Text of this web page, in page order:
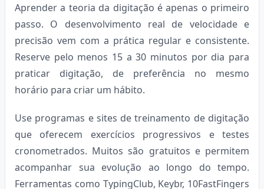
Aprender a teoria da digitação é apenas o primeiro
passo. O desenvolvimento real de velocidade e
precisão vem com a prática regular e consistente.
Reserve pelo menos 15 a 30 minutos por dia para
praticar digitação, de preferência no mesmo
horário para criar um hábito.
Use programas e sites de treinamento de digitação
que oferecem exercícios progressivos e testes
cronometrados. Muitos são gratuitos e permitem
acompanhar sua evolução ao longo do tempo.
Ferramentas como TypingClub, Keybr, 10FastFingers